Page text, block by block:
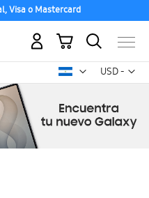
Visa o Mastercard
USD -
dólar
Mi carrito